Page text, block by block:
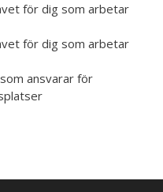
för dig som arbetar
för dig som arbetar
ansvarar för